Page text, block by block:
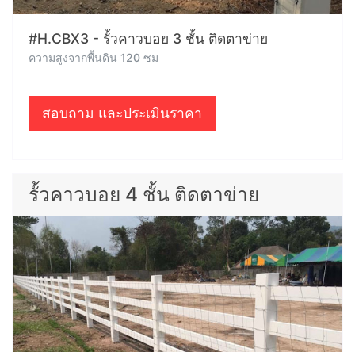
#H.CBX3 - รั้วคาวบอย 3 ชั้น ติดตาข่าย
ความสูงจากพื้นดิน 120 ซม
สอบถาม และประเมินราคา
รั้วคาวบอย 4 ชั้น ติดตาข่าย